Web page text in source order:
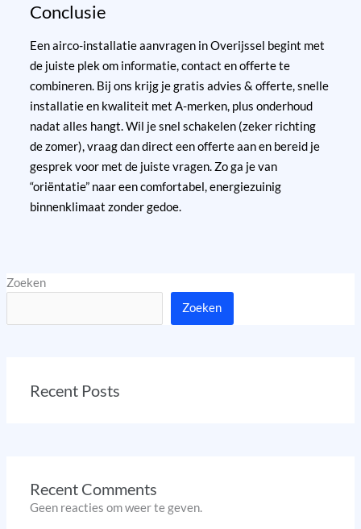
Conclusie
Een airco-installatie aanvragen in Overijssel begint met
de juiste plek om informatie, contact en offerte te
combineren. Bij ons krijg je gratis advies & offerte, snelle
installatie en kwaliteit met A-merken, plus onderhoud
nadat alles hangt. Wil je snel schakelen (zeker richting
de zomer), vraag dan direct een offerte aan en bereid je
gesprek voor met de juiste vragen. Zo ga je van
“oriëntatie” naar een comfortabel, energiezuinig
binnenklimaat zonder gedoe.
Zoeken
Zoeken
Recent Posts
Recent Comments
Geen reacties om weer te geven.